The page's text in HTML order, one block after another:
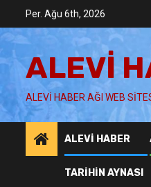
content
Per. Ağu 6th, 2026
ALEVI
ALEVI HABER AĞI WEB
ALEVI HABER
TARIHIN AYNASI